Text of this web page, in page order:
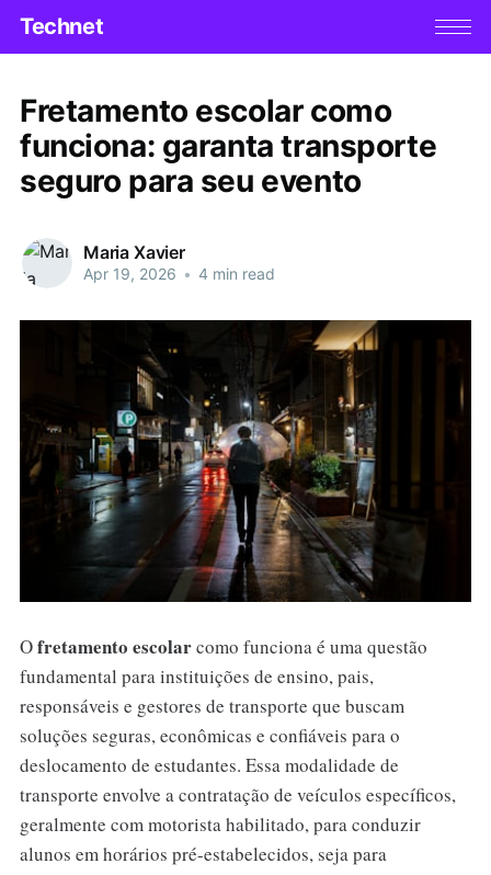
Technet
Fretamento escolar como
funciona: garanta transporte
seguro para seu evento
Maria Xavier
Apr 19, 2026 • 4 min read
Ofretamento escolarcomo funciona é uma questão
fundamental para instituições de ensino, pais,
responsáveis e gestores de transporte que buscam
soluções seguras, econômicas e confiáveis para o
deslocamento de estudantes. Essa modalidade de
transporte envolve a contratação de veículos específicos,
geralmente com motorista habilitado, para conduzir
alunos em horários pré-estabelecidos, seja para